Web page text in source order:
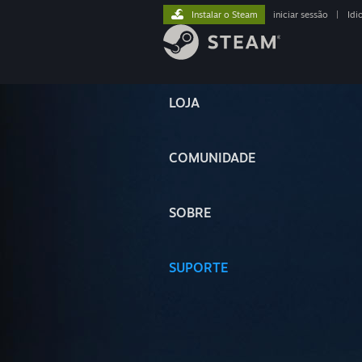
LOJA
COMUNIDADE
SOBRE
SUPORTE
Instalar o Steam iniciar sessão